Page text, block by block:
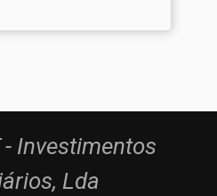
- Investimentos
Lda